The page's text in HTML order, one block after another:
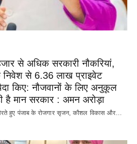
से अधिक सरकारी नौकरियां,
से 6.36 लाख प्राइवेट
किए: नौजवानों के लिए अनुकूल
है मान सरकार : अमन अरोड़ा
घेरते हुए पंजाब के रोजगार सृजन, कौशल विकास और…